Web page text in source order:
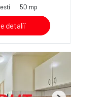
50 mp
detalii